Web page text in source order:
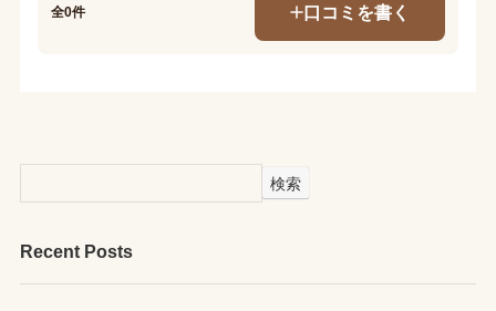
全0件 口コミを書く
検索
Recent Posts